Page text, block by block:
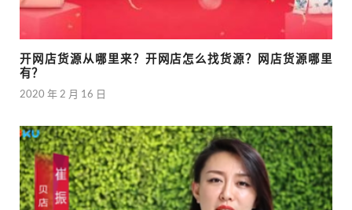
开网店货源从哪里来？开网店怎么找货源？网店货源哪里
有？
2020 年 2 月 16 日